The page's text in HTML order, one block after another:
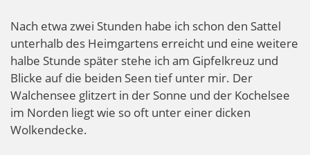
Nach etwa zwei Stunden habe ich schon den Sattel
unterhalb des Heimgartens erreicht und eine weitere
halbe Stunde später stehe ich am Gipfelkreuz und
Blicke auf die beiden Seen tief unter mir. Der
Walchensee glitzert in der Sonne und der Kochelsee
im Norden liegt wie so oft unter einer dicken
Wolkendecke.